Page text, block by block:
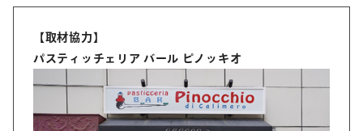
【取材協力】
パスティッチェリア バール ピノッキオ